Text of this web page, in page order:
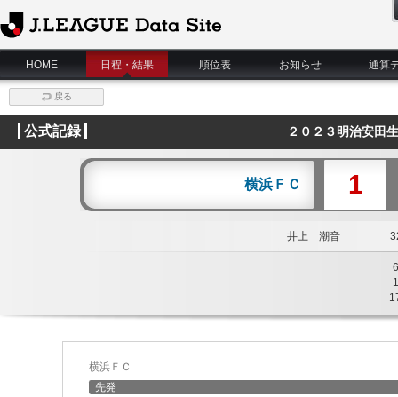
J.League Data Site
HOME
日程・結果 順位表 お知らせ 通算
戻る
公式記録 ２０２３明治安田
横浜ＦＣ 1
井上 潮音
6
1
横浜ＦＣ
先発